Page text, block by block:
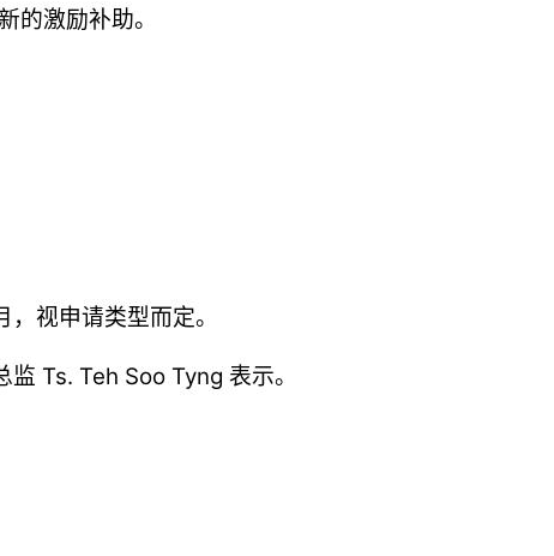
激励补助。
视申请类型而定。
Ts. Teh Soo Tyng 表示。